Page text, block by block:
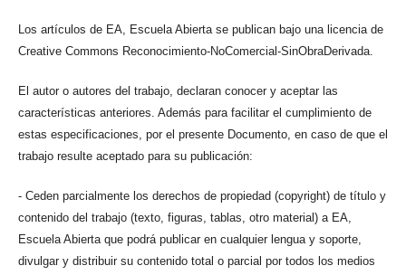
Los artículos de EA, Escuela Abierta se publican bajo una licencia de
Creative Commons Reconocimiento-NoComercial-SinObraDerivada.
El autor o autores del trabajo, declaran conocer y aceptar las
características anteriores. Además para facilitar el cumplimiento de
estas especificaciones, por el presente Documento, en caso de que el
trabajo resulte aceptado para su publicación:
- Ceden parcialmente los derechos de propiedad (copyright) de título y
contenido del trabajo (texto, figuras, tablas, otro material) a EA,
Escuela Abierta que podrá publicar en cualquier lengua y soporte,
divulgar y distribuir su contenido total o parcial por todos los medios